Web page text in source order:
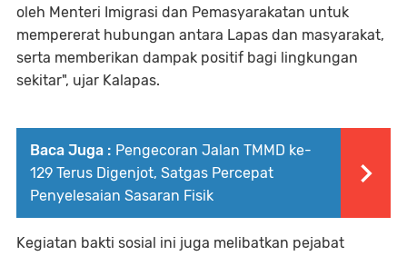
oleh Menteri Imigrasi dan Pemasyarakatan untuk
mempererat hubungan antara Lapas dan masyarakat,
serta memberikan dampak positif bagi lingkungan
sekitar", ujar Kalapas.
Baca Juga : Pengecoran Jalan TMMD ke-
129 Terus Digenjot, Satgas Percepat
Penyelesaian Sasaran Fisik
Kegiatan bakti sosial ini juga melibatkan pejabat